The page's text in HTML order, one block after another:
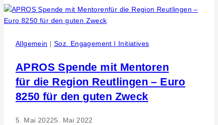
im
DEZ
Allgemein | Soz. Engagement | Initiatives
APROS Spende mit Mentoren
für die Region Reutlingen – Euro
8250 für den guten Zweck
5. Mai 20225. Mai 2022